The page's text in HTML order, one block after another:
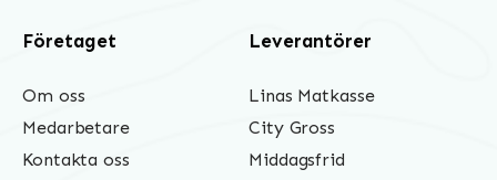
Företaget
Om oss
Medarbetare
Kontakta oss
Leverantörer
Linas Matkasse
City Gross
Middagsfrid